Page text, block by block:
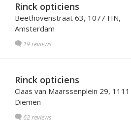
Rinck opticiens
Beethovenstraat 63, 1077 HN,
Amsterdam
19 reviews
Rinck opticiens
Claas van Maarssenplein 29, 1111
Diemen
62 reviews